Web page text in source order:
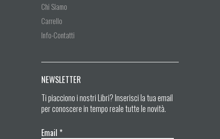
Chi Siamo
Carrello
Info-Contatti
NEWSLETTER
Ti piacciono i nostri Libri? Inserisci la tua email
per conoscere in tempo reale tutte le novità.
Email *